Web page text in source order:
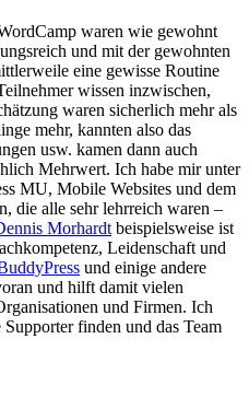
waren wie gewohnt
und mit der gewohnten
eine gewisse Routine
wissen inzwischen,
waren sicherlich mehr als
mehr, kannten also das
usw. kamen dann auch
Mehrwert. Ich habe mir unter
MU, Mobile Websites und dem
die alle sehr lehrreich waren –
Morhardt beispielsweise ist
Leidenschaft und
und einige andere
und hilft damit vielen
und Firmen. Ich
finden und das Team